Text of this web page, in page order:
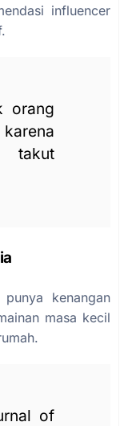
influencer
orang
takut
kenangan
masa kecil
of